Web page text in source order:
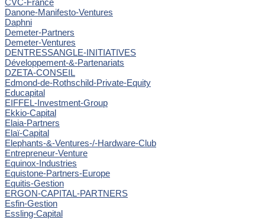
Danone-Manifesto-Ventures
Daphni
Demeter-Partners
Demeter-Ventures
DENTRESSANGLE-INITIATIVES
Développement-&-Partenariats
DZETA-CONSEIL
Edmond-de-Rothschild-Private-Equity
Educapital
EIFFEL-Investment-Group
Ekkio-Capital
Elaia-Partners
Elaï-Capital
Elephants-&-Ventures-/-Hardware-Club
Entrepreneur-Venture
Equinox-Industries
Equistone-Partners-Europe
Equitis-Gestion
ERGON-CAPITAL-PARTNERS
Esfin-Gestion
Essling-Capital